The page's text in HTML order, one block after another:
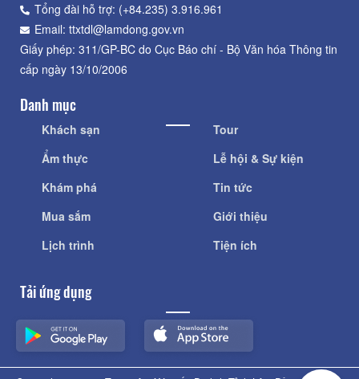
Tổng đài hỗ trợ: (+84.235) 3.916.961
Email: ttxtdl@lamdong.gov.vn
Giấy phép: 311/GP-BC do Cục Báo chí - Bộ Văn hóa Thông tin
cấp ngày 13/10/2006
Danh mục
Khách sạn
Ẩm thực
Khám phá
Mua sắm
Lịch trình
Tour
Lễ hội & Sự kiện
Tin tức
Giới thiệu
Tiện ích
Tải ứng dụng